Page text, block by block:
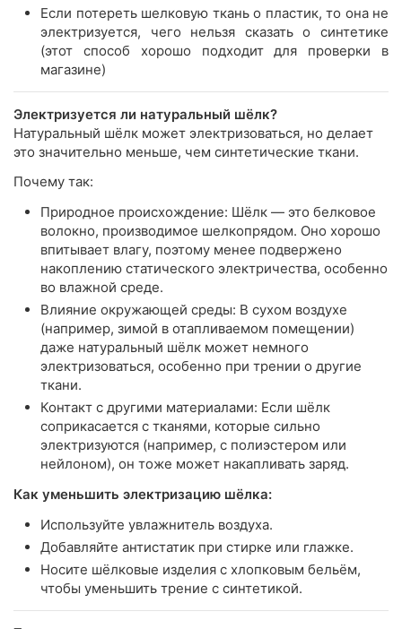
Если потереть шелковую ткань о пластик, то она не
электризуется, чего нельзя сказать о синтетике
(этот способ хорошо подходит для проверки в
магазине)
Электризуется ли натуральный шёлк?
Натуральный шёлк может электризоваться, но делает
это значительно меньше, чем синтетические ткани.
Почему так:
Природное происхождение: Шёлк — это белковое
волокно, производимое шелкопрядом. Оно хорошо
впитывает влагу, поэтому менее подвержено
накоплению статического электричества, особенно
во влажной среде.
Влияние окружающей среды: В сухом воздухе
(например, зимой в отапливаемом помещении)
даже натуральный шёлк может немного
электризоваться, особенно при трении о другие
ткани.
Контакт с другими материалами: Если шёлк
соприкасается с тканями, которые сильно
электризуются (например, с полиэстером или
нейлоном), он тоже может накапливать заряд.
Как уменьшить электризацию шёлка:
Используйте увлажнитель воздуха.
Добавляйте антистатик при стирке или глажке.
Носите шёлковые изделия с хлопковым бельём,
чтобы уменьшить трение с синтетикой.